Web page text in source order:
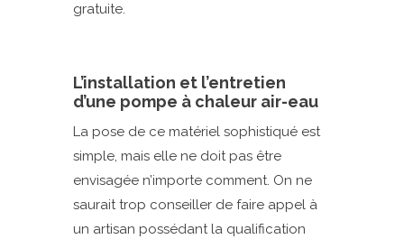
gratuite.
L’installation et l’entretien
d’une pompe à chaleur air-eau
La pose de ce matériel sophistiqué est
simple, mais elle ne doit pas être
envisagée n’importe comment. On ne
saurait trop conseiller de faire appel à
un artisan possédant la qualification